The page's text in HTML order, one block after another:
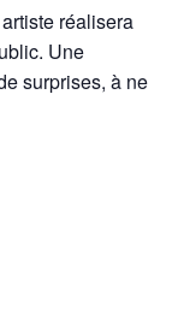
réalisera
Une
surprises, à ne